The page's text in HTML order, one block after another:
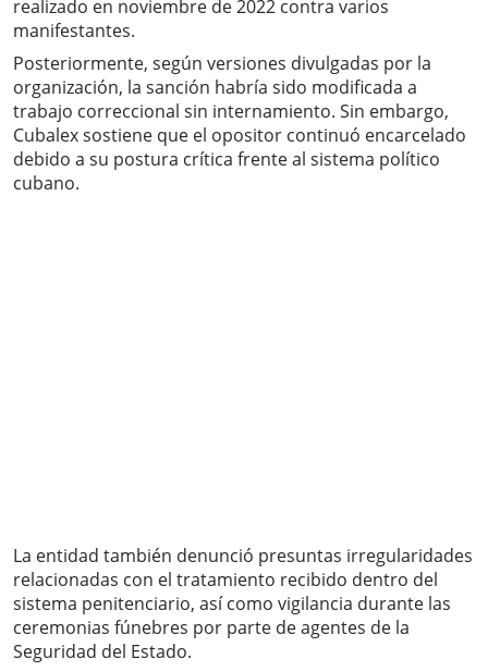
realizado en noviembre de 2022 contra varios
manifestantes.
Posteriormente, según versiones divulgadas por la
organización, la sanción habría sido modificada a
trabajo correccional sin internamiento. Sin embargo,
Cubalex sostiene que el opositor continuó encarcelado
debido a su postura crítica frente al sistema político
cubano.
La entidad también denunció presuntas irregularidades
relacionadas con el tratamiento recibido dentro del
sistema penitenciario, así como vigilancia durante las
ceremonias fúnebres por parte de agentes de la
Seguridad del Estado.